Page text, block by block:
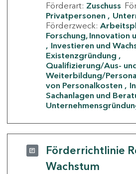
Förderart: Zuschuss
Privatpersonen
Förderzweck:
Forschung, Innovation
Investieren und
Existenzgründung
Qualifizierung/Aus-
Weiterbildung/
von Personalkosten
Sachanlagen und
Förderrichtlinie
Wachstum